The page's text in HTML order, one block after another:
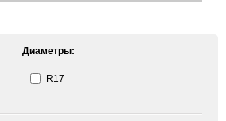
Диаметры:
R17